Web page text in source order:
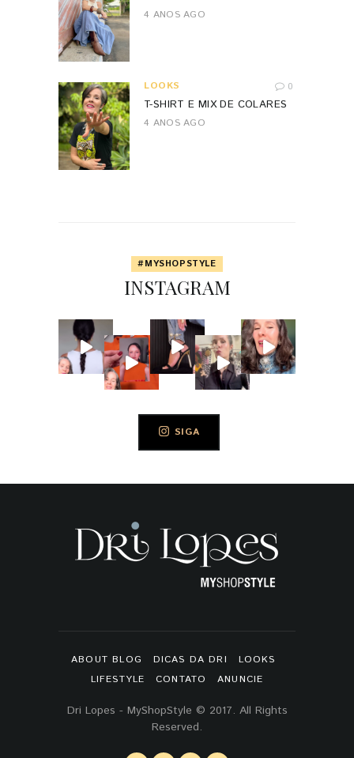
4 ANOS AGO
LOOKS 0
T-SHIRT E MIX DE COLARES
4 ANOS AGO
#MYSHOPSTYLE
INSTAGRAM
SIGA
ABOUT BLOG DICAS DA DRI
LOOKS
LIFESTYLE
CONTATO ANUNCIE
Dri Lopes - MyShopStyle © 2017. All Rights
Reserved.